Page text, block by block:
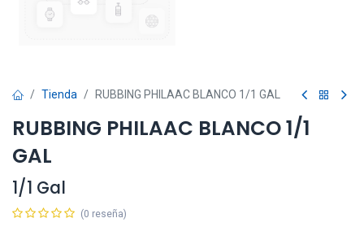
Tienda RUBBING PHILAAC BLANCO 1/1 GAL
RUBBING PHILAAC BLANCO 1/1
GAL
1/1 Gal
(0 reseña)